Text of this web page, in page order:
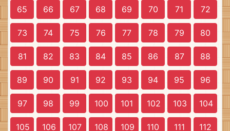
65 66 67 68 69 70 71 72
73 74 75 76 77 78 79 80
81 82 83 84 85 86 87 88
89 90 91 92 93 94 95 96
97 98 99 100 101 102 103 104
105 106 107 108 109 110 111 112